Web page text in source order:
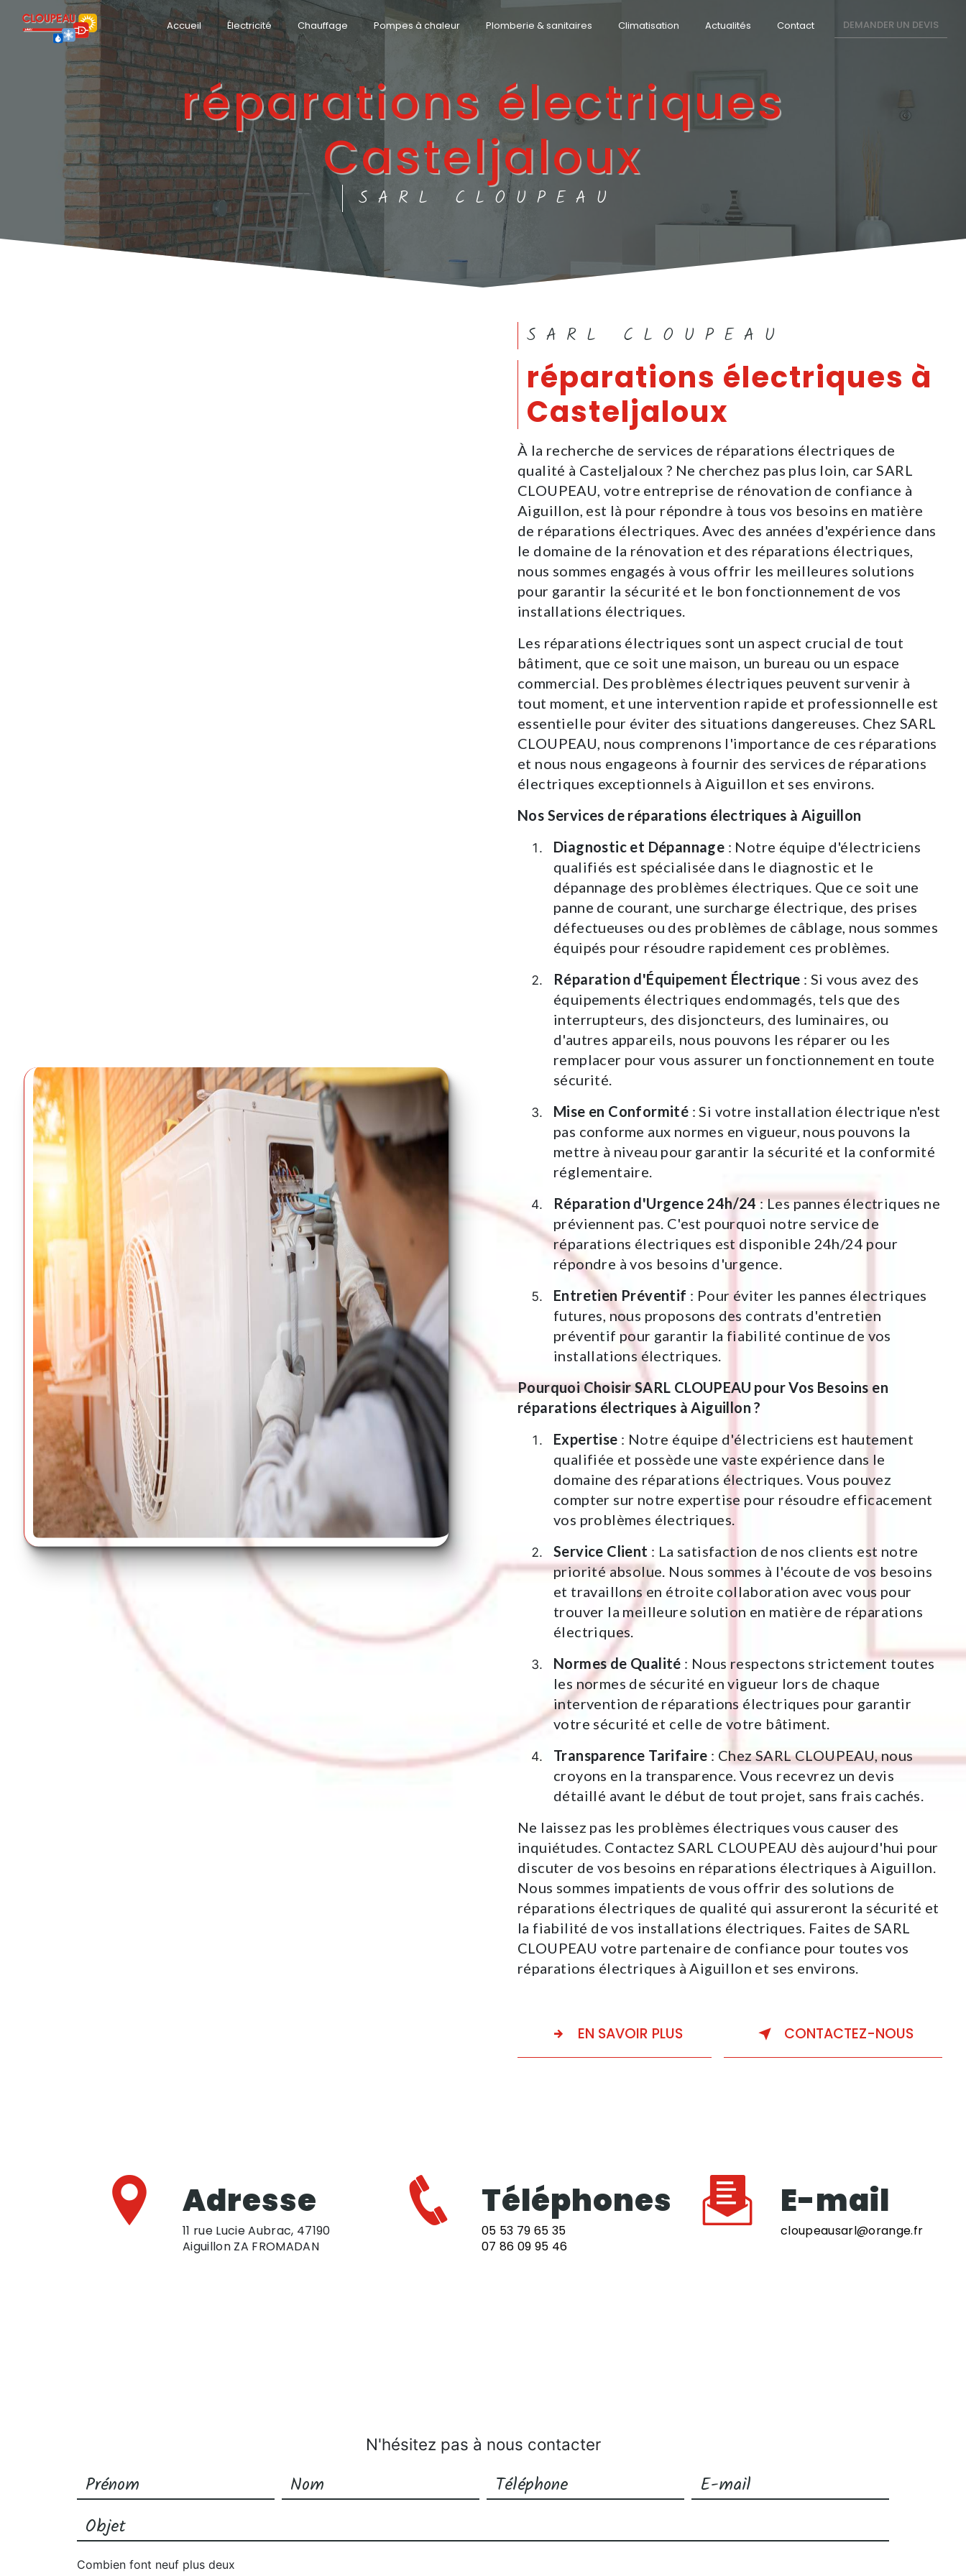
Accueil Électricité Chauffage Pompes à chaleur Plomberie & sanitaires Climatisation Actualités Contact DEMANDER UN DEVIS
réparations électriques
Casteljaloux
SARL CLOUPEAU
SARL CLOUPEAU
réparations électriques à
Casteljaloux
À la recherche de services de réparations électriques de
qualité à Casteljaloux ? Ne cherchez pas plus loin, car SARL
CLOUPEAU, votre entreprise de rénovation de confiance à
Aiguillon, est là pour répondre à tous vos besoins en matière
de réparations électriques. Avec des années d'expérience dans
le domaine de la rénovation et des réparations électriques,
nous sommes engagés à vous offrir les meilleures solutions
pour garantir la sécurité et le bon fonctionnement de vos
installations électriques.
Les réparations électriques sont un aspect crucial de tout
bâtiment, que ce soit une maison, un bureau ou un espace
commercial. Des problèmes électriques peuvent survenir à
tout moment, et une intervention rapide et professionnelle est
essentielle pour éviter des situations dangereuses. Chez SARL
CLOUPEAU, nous comprenons l'importance de ces réparations
et nous nous engageons à fournir des services de réparations
électriques exceptionnels à Aiguillon et ses environs.
Nos Services de réparations électriques à Aiguillon
Diagnostic et Dépannage : Notre équipe d'électriciens
qualifiés est spécialisée dans le diagnostic et le
dépannage des problèmes électriques. Que ce soit une
panne de courant, une surcharge électrique, des prises
défectueuses ou des problèmes de câblage, nous sommes
équipés pour résoudre rapidement ces problèmes.
Réparation d'Équipement Électrique : Si vous avez des
équipements électriques endommagés, tels que des
interrupteurs, des disjoncteurs, des luminaires, ou
d'autres appareils, nous pouvons les réparer ou les
remplacer pour vous assurer un fonctionnement en toute
sécurité.
Mise en Conformité : Si votre installation électrique n'est
pas conforme aux normes en vigueur, nous pouvons la
mettre à niveau pour garantir la sécurité et la conformité
réglementaire.
Réparation d'Urgence 24h/24: Les pannes électriques ne
préviennent pas. C'est pourquoi notre service de
réparations électriques est disponible 24h/24 pour
répondre à vos besoins d'urgence.
Entretien Préventif : Pour éviter les pannes électriques
futures, nous proposons des contrats d'entretien
préventif pour garantir la fiabilité continue de vos
installations électriques.
Pourquoi Choisir SARL CLOUPEAU pour Vos Besoins en
réparations électriques à Aiguillon ?
Expertise : Notre équipe d'électriciens est hautement
qualifiée et possède une vaste expérience dans le
domaine des réparations électriques. Vous pouvez
compter sur notre expertise pour résoudre efficacement
vos problèmes électriques.
Service Client : La satisfaction de nos clients est notre
priorité absolue. Nous sommes à l'écoute de vos besoins
et travaillons en étroite collaboration avec vous pour
trouver la meilleure solution en matière de réparations
électriques.
Normes de Qualité : Nous respectons strictement toutes
les normes de sécurité en vigueur lors de chaque
intervention de réparations électriques pour garantir
votre sécurité et celle de votre bâtiment.
Transparence Tarifaire : Chez SARL CLOUPEAU, nous
croyons en la transparence. Vous recevrez un devis
détaillé avant le début de tout projet, sans frais cachés.
Ne laissez pas les problèmes électriques vous causer des
inquiétudes. Contactez SARL CLOUPEAU dès aujourd'hui pour
discuter de vos besoins en réparations électriques à Aiguillon.
Nous sommes impatients de vous offrir des solutions de
réparations électriques de qualité qui assureront la sécurité et
la fiabilité de vos installations électriques. Faites de SARL
CLOUPEAU votre partenaire de confiance pour toutes vos
réparations électriques à Aiguillon et ses environs.
EN SAVOIR PLUS CONTACTEZ-NOUS
Adresse
11 rue Lucie Aubrac, 47190
Aiguillon ZA FROMADAN
Téléphones
05 53 79 65 35
07 86 09 95 46
E-mail
cloupeausarl@orange.fr
N'hésitez pas à nous contacter
Combien font neuf plus deux
Panneau de gestion des cookies